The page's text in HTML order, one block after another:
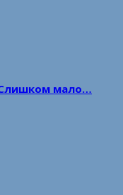
Слишком мало…